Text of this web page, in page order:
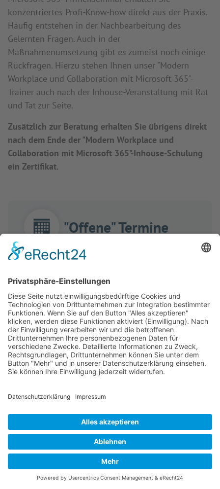
konzentriertes Profi-Know-how direkt aus der Praxis.
Häufig entstehen in der Nachbearbeitung des
Gelernten Fragen. Auch in der
Maßnahmenumsetzung gibt es zumeist noch einige
Rückfragen. Hierzu stehen Ihnen unser "Modern
Workplace und Collaboration mit Microsoft 365"-
Trainer auch nach der Inhouse-Veranstaltung mit Rat
und Tat zur Seite.
Zusätzlich zur Beratung erhalten Sie übrigens direkt
nach dem Ende der "Modern Workplace und
Collaboration mit Microsoft 365"-Inhouse-Schulung
ein Zertifikat.
"Offene" Termine
2 Tage: 21.09.-22.09.2026 / Live-Online
2 Tage: 30.11.-01.12.2026 / Live-Online
800 EUR (Nettopreis) / 952 EUR (Bruttopreis)
Kostenlose Reservierung
Unser Angebot
Sind Sie auf der Suche nach einer Veranstaltung, die
welche nur Inhalte vermittelt, die Sie selbst gewählt
haben und speziell auf Ihr Unternehmen zugeschnitten
ist? Dann sind Sie bei uns richtig!
Ihre Vorteile
Persönliches Vorgespräch